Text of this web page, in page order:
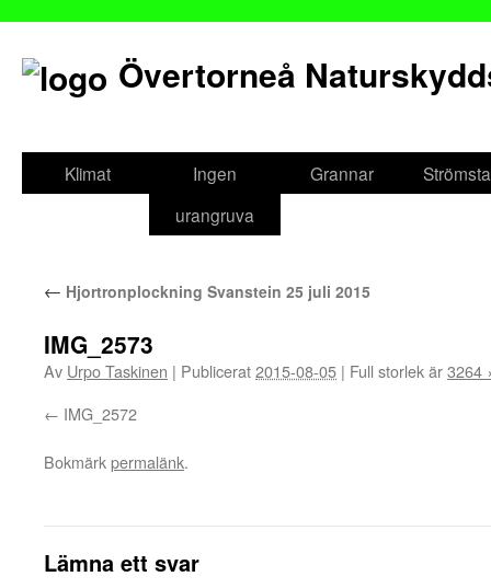
Övertorneå
Gå
innehållKlimat
Ingen
urangruva
Grannar
← Hjortronplockning Svanstein 25 juli 2015
IMG_2573
Av Urpo Taskinen | Publicerat2015-08-05 | Full storlek är3264
IMG_2572
Bokmärkpermalänk.
Lämna ett svar